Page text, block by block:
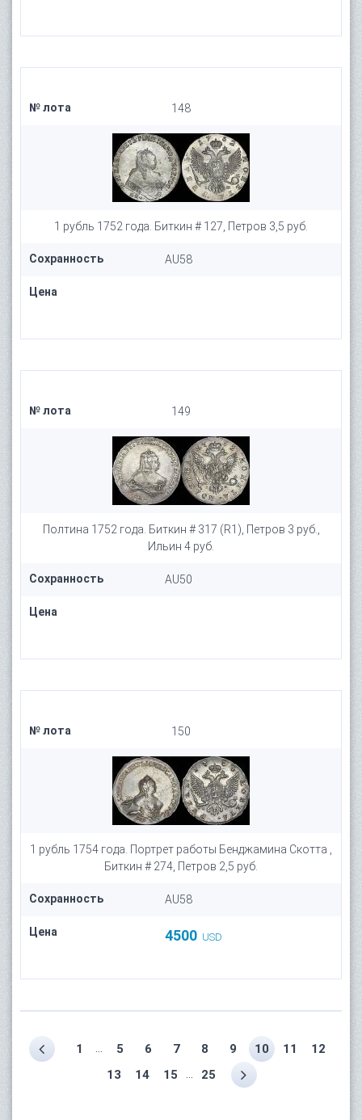
№ лота 148
1 рубль 1752 года. Биткин # 127, Петров 3,5 руб.
Сохранность AU58
Цена
№ лота 149
Полтина 1752 года. Биткин # 317 (R1), Петров 3 руб.,
Ильин 4 руб.
Сохранность AU50
Цена
№ лота 150
1 рубль 1754 года. Портрет работы Бенджамина Скотта ,
Биткин # 274, Петров 2,5 руб.
Сохранность AU58
Цена 4500 USD
1 5 6 7 8 9 10 11
12
13
14 15 25